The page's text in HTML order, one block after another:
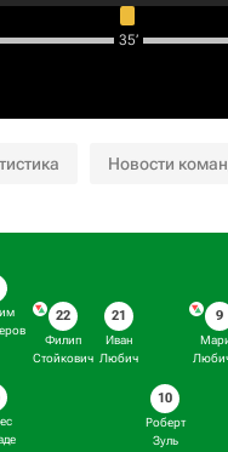
35‎’‎
Новости
22
Филип
Стойкович
21
Иван
Любич
10
Роберт
Зуль
9